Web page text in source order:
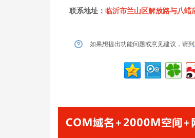
联系地址： 临沂市兰山区解放路与八蜡
如果想提出功能问题或意见建议，请到